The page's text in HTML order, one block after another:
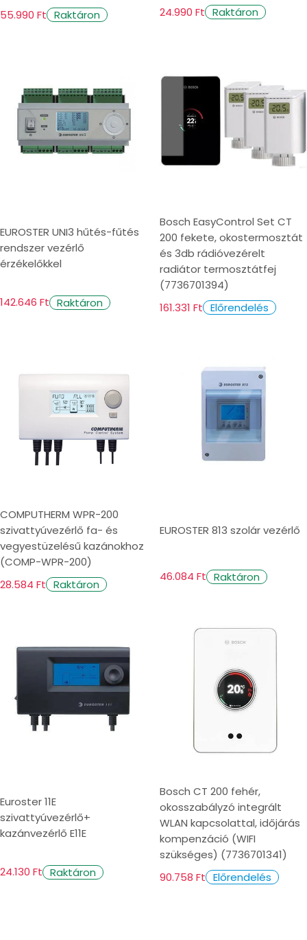
55.990 Ft Raktáron 24.990 Ft Raktáron
EUROSTER UNI3 hűtés-fűtés
rendszer vezérlő
érzékelőkkel
142.646 Ft Raktáron
Bosch EasyControl Set CT
200 fekete, okostermosztát
és 3db rádióvezérelt
radiátor termosztátfej
(7736701394)
161.331 Ft Előrendelés
COMPUTHERM WPR-200
szivattyúvezérlő fa- és
vegyestüzelésű kazánokhoz
(COMP-WPR-200)
28.584 Ft Raktáron
EUROSTER 813 szolár vezérlő
46.084 Ft Raktáron
Euroster 11E
szivattyúvezérlő+
kazánvezérlő E11E
24.130 Ft Raktáron
Bosch CT 200 fehér,
okosszabályzó integrált
WLAN kapcsolattal, időjárás
kompenzáció (WIFI
szükséges) (7736701341)
90.758 Ft Előrendelés